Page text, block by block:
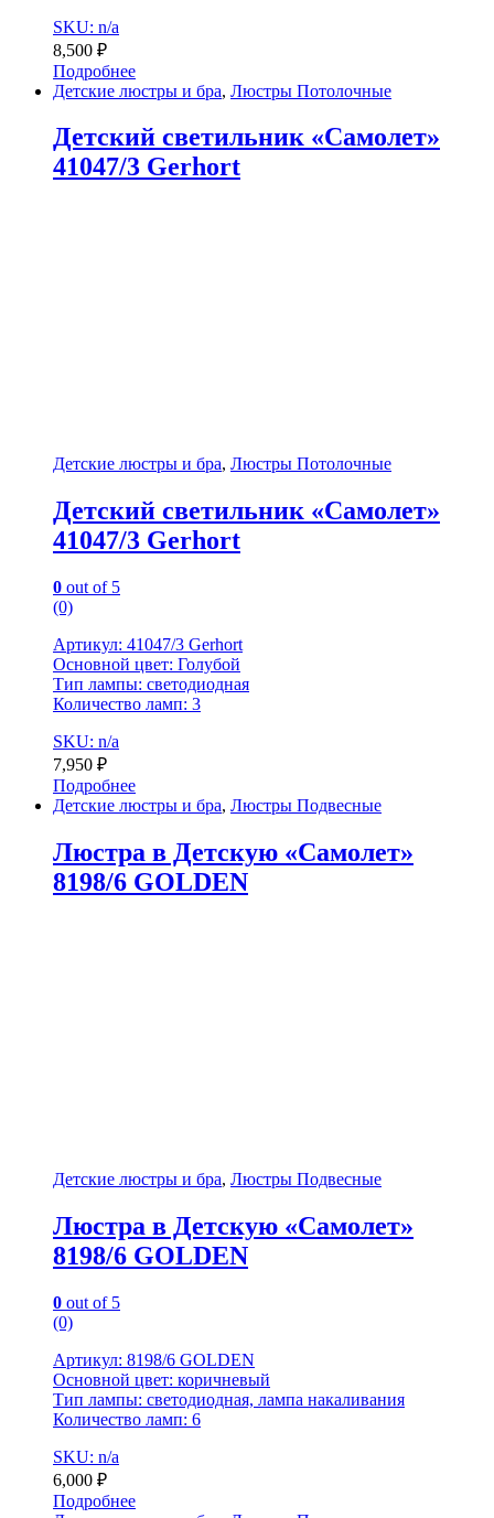
SKU: n/a
8,500 ₽
Подробнее
Детские люстры и бра, Люстры Потолочные
Детский светильник «Самолет»
41047/3 Gerhort
Детские люстры и бра, Люстры Потолочные
Детский светильник «Самолет»
41047/3 Gerhort
0 out of 5
(0)
Артикул: 41047/3 Gerhort
Основной цвет: Голубой
Тип лампы: светодиодная
Количество ламп: 3
SKU: n/a
7,950 ₽
Подробнее
Детские люстры и бра, Люстры Подвесные
Люстра в Детскую «Самолет»
8198/6 GOLDEN
Детские люстры и бра, Люстры Подвесные
Люстра в Детскую «Самолет»
8198/6 GOLDEN
0 out of 5
(0)
Артикул: 8198/6 GOLDEN
Основной цвет: коричневый
Тип лампы: светодиодная, лампа накаливания
Количество ламп: 6
SKU: n/a
6,000 ₽
Подробнее